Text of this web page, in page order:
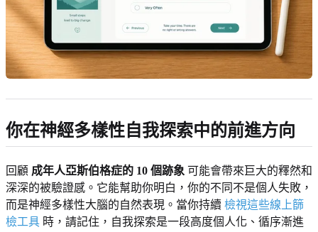
你在神經多樣性自我探索中的前進方向
回顧 成年人亞斯伯格症的 10 個跡象 可能會帶來巨大的釋然和
深深的被驗證感。它能幫助你明白，你的不同不是個人失敗，
而是神經多樣性大腦的自然表現。當你持續 檢視這些線上篩
檢工具 時，請記住，自我探索是一段高度個人化、循序漸進